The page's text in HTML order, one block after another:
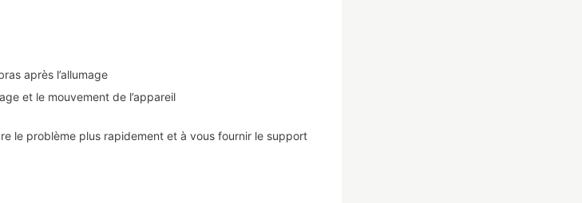
après l’allumage
et le mouvement de l’appareil
le problème plus rapidement et à vous fournir le support